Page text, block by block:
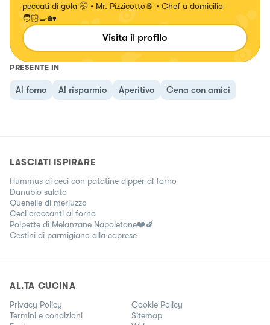
peccati di gola 🤭 • Mr. Pizzicotto🧂 • Chef a domicilio
🧑🏻‍🍳🏡
Visita il profilo
PRESENTE IN
Al forno Al risparmio Aperitivo Cena con amici
LASCIATI ISPIRARE
Hummus di ceci con patatine dipper al forno
Danubio salato
Quenelle di merluzzo
Ceci croccanti al forno
Polpette di Melanzane Napoletane❤️🍆
Cestini di parmigiano alla caprese
AL.TA CUCINA
Privacy Policy
Cookie Policy
Termini e condizioni
Sitemap